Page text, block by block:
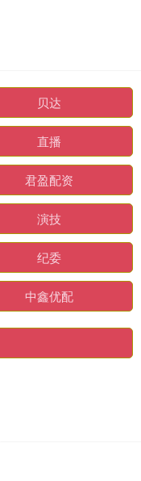
贝达
直播
君盈配资
演技
纪委
中鑫优配